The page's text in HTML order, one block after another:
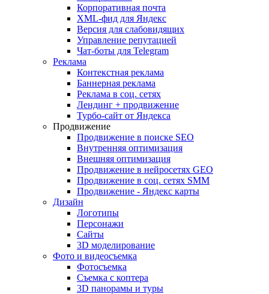
Корпоративная почта
XML-фид для Яндекс
Версия для слабовидящих
Управление репутацией
Чат-боты для Telegram
Реклама
Контекстная реклама
Баннерная реклама
Реклама в соц. сетях
Лендинг + продвижение
Турбо-сайт от Яндекса
Продвижение
Продвижение в поиске SEO
Внутренняя оптимизация
Внешняя оптимизация
Продвижение в нейросетях GEO
Продвижение в соц. сетях SMM
Продвижение - Яндекс карты
Дизайн
Логотипы
Персонажи
Сайты
3D моделирование
Фото и видеосъемка
Фотосъемка
Съемка с коптера
3D панорамы и туры